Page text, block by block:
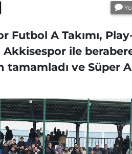
Futbol A Takımı,
Akkisespor ile
ve Süper